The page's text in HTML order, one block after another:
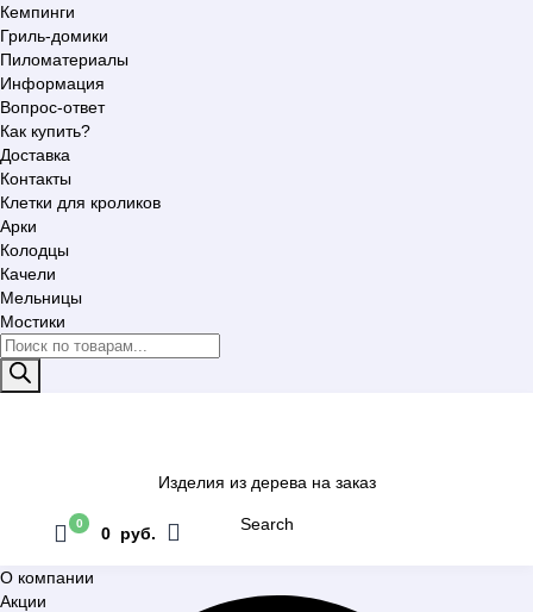
Кемпинги
Гриль-домики
Пиломатериалы
Информация
Вопрос-ответ
Как купить?
Доставка
Контакты
Клетки для кроликов
Арки
Колодцы
Качели
Мельницы
Мостики
Поиск
товаров
Изделия из дерева на заказ
Search
0
0 руб.
О компании
Акции